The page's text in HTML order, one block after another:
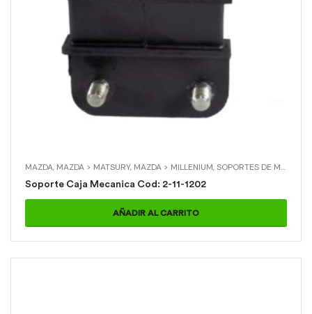
MAZDA, MAZDA > MATSURY, MAZDA > MILLENIUM,SOPORTES DE MOTOR Y CAJA
Soporte Caja Mecanica Cod: 2-11-1202
AÑADIR AL CARRITO